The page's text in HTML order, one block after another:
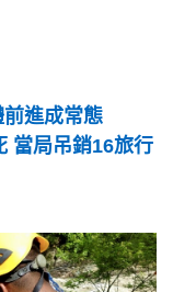
進成常態
當局吊銷16旅行